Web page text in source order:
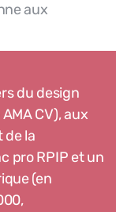
aux
du design
CV), aux
de la
pro RPIP et un
(en